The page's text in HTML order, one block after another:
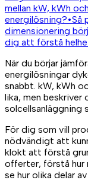
mellan kW, kWh
energilösning?•Så
dimensionering
dig att förstå
När du börjar
energilösningar
snabbt. kW, kWh
lika, men beskriver
solcellsanläggning
För dig som vill
nödvändigt att
klokt att förstå
offerter, förstå hur
se hur olika delar